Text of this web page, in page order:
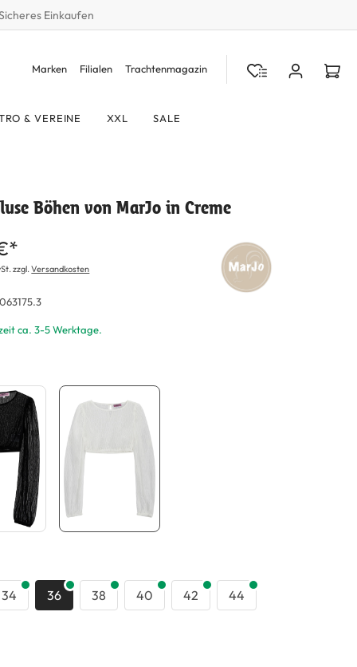
Einkaufen
Marken Filialen Trachtenmagazin
& VEREINE XXL SALE
Böhen von MarJo in Creme
zzgl.Versandkosten
063175.3
ca. 3-5 Werktage.
34 36 38 40 42 44